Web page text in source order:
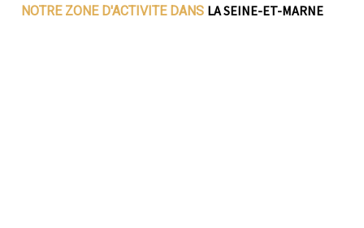
NOTRE ZONE D'ACTIVITE DANS LA SEINE-ET-MARNE